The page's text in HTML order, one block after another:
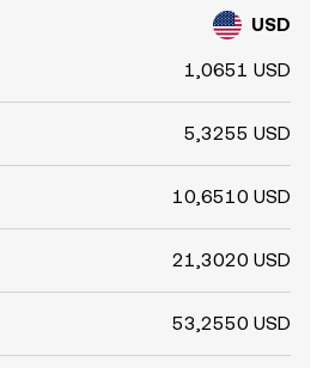
USD
1,0651 USD
5,3255 USD
10,6510 USD
21,3020 USD
53,2550 USD